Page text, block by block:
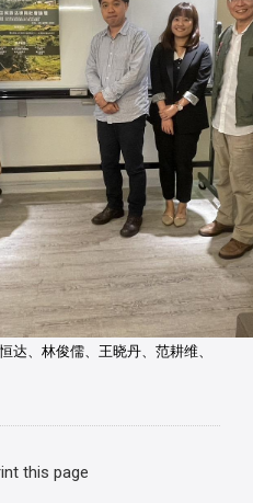
达、林俊儒、王晓丹、范耕维、
this page